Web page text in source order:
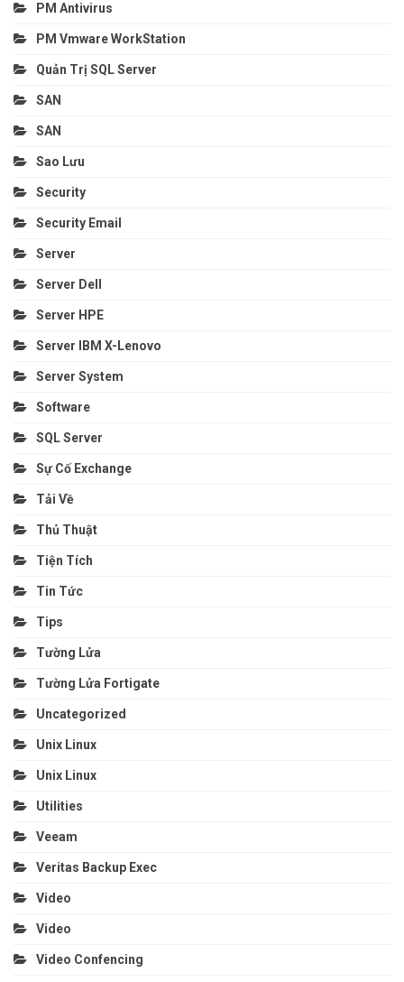
PM Antivirus
PM Vmware WorkStation
Quản Trị SQL Server
SAN
SAN
Sao Lưu
Security
Security Email
Server
Server Dell
Server HPE
Server IBM X-Lenovo
Server System
Software
SQL Server
Sự Cố Exchange
Tải Về
Thủ Thuật
Tiện Tích
Tin Tức
Tips
Tường Lửa
Tường Lửa Fortigate
Uncategorized
Unix Linux
Unix Linux
Utilities
Veeam
Veritas Backup Exec
Video
Video
Video Confencing